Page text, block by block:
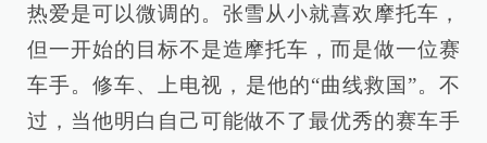
热爱是可以微调的。张雪从小就喜欢摩托车，
但一开始的目标不是造摩托车，而是做一位赛
车手。修车、上电视，是他的“曲线救国”。不
过，当他明白自己可能做不了最优秀的赛车手